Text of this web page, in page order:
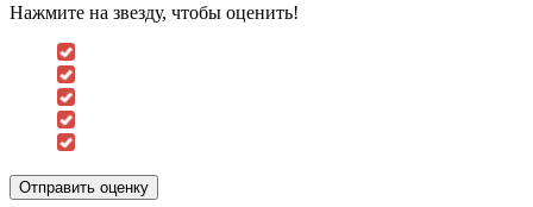
Нажмите на звезду, чтобы оценить!
Отправить оценку